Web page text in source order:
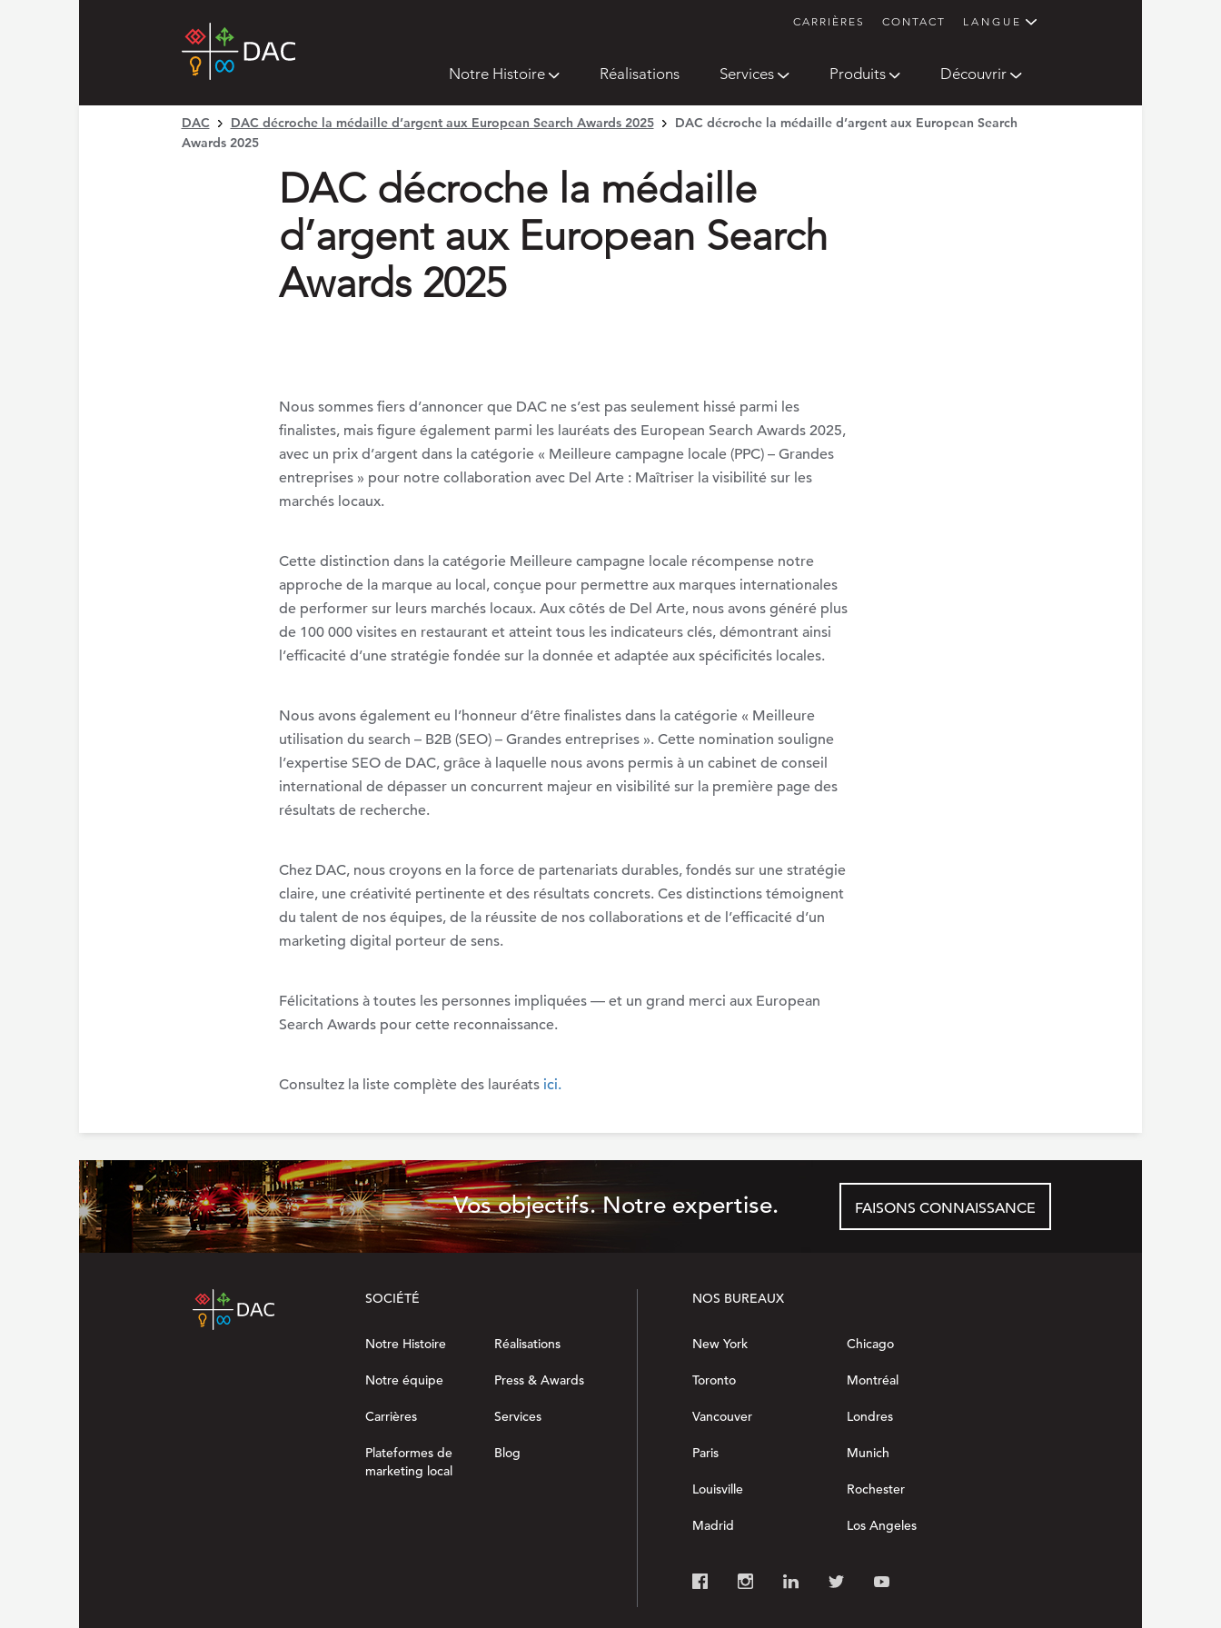
CARRIÈRES CONTACT LANGUE
Notre Histoire Réalisations Services Produits Découvrir
DAC DAC décroche la médaille d’argent aux European Search Awards 2025
DAC décroche la médaille d’argent aux European Search
Awards 2025
DAC décroche la médaille
d’argent aux European Search
Awards 2025
Nous sommes fiers d’annoncer que DAC ne s’est pas seulement hissé parmi les
finalistes, mais figure également parmi les lauréats des European Search Awards 2025,
avec un prix d’argent dans la catégorie « Meilleure campagne locale (PPC) – Grandes
entreprises » pour notre collaboration avec Del Arte : Maîtriser la visibilité sur les
marchés locaux.
Cette distinction dans la catégorie Meilleure campagne locale récompense notre
approche de la marque au local, conçue pour permettre aux marques internationales
de performer sur leurs marchés locaux. Aux côtés de Del Arte, nous avons généré plus
de 100 000 visites en restaurant et atteint tous les indicateurs clés, démontrant ainsi
l’efficacité d’une stratégie fondée sur la donnée et adaptée aux spécificités locales.
Nous avons également eu l’honneur d’être finalistes dans la catégorie « Meilleure
utilisation du search – B2B (SEO) – Grandes entreprises ». Cette nomination souligne
l’expertise SEO de DAC, grâce à laquelle nous avons permis à un cabinet de conseil
international de dépasser un concurrent majeur en visibilité sur la première page des
résultats de recherche.
Chez DAC, nous croyons en la force de partenariats durables, fondés sur une stratégie
claire, une créativité pertinente et des résultats concrets. Ces distinctions témoignent
du talent de nos équipes, de la réussite de nos collaborations et de l’efficacité d’un
marketing digital porteur de sens.
Félicitations à toutes les personnes impliquées — et un grand merci aux European
Search Awards pour cette reconnaissance.
Consultez la liste complète des lauréats ici.
Vos objectifs. Notre expertise. FAISONS CONNAISSANCE
SOCIÉTÉ
Notre Histoire Réalisations
Notre équipe Press & Awards
Carrières Services
Plateformes de
marketing local
Blog
NOS BUREAUX
New York Chicago
Toronto Montréal
Vancouver Londres
Paris Munich
Louisville Rochester
Madrid Los Angeles